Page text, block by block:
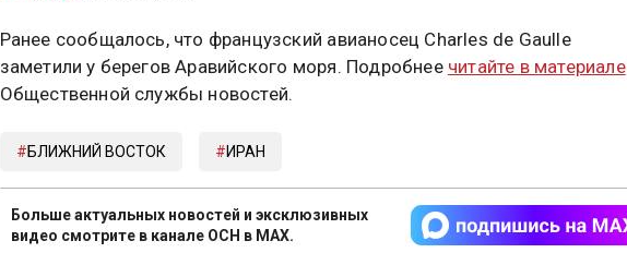
Ранее сообщалось, что французский авианосец Charles de Gaulle
заметили у берегов Аравийского моря. Подробнее читайте в материале
Общественной службы новостей.
БЛИЖНИЙ ВОСТОК ИРАН
Больше актуальных новостей и эксклюзивных
видео смотрите в канале ОСН в MAX.